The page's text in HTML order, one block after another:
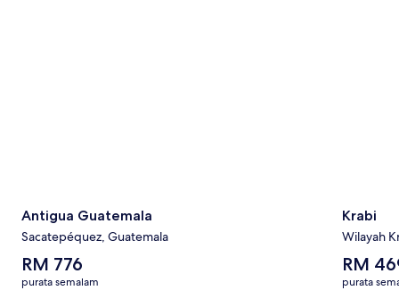
Antigua Guatemala
Sacatepéquez, Guatemala
Purata
harga
satu
RM 776
purata semalam
Krabi
Wilayah
Purata
harga
satu
RM
purata